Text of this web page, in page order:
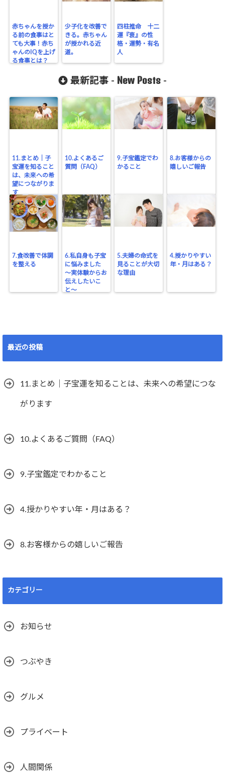
赤ちゃんを授か
る前の食事はと
ても大事！赤ち
ゃんのIQを上げ
る食事とは？
少子化を改善で
きる。赤ちゃん
が授かれる近
道。
四柱推命 十二
運『衰』の性
格・運勢・有名
人
最新記事 - New Posts -
11.まとめ｜子
宝運を知ること
は、未来への希
望につながりま
す
10.よくあるご
質問（FAQ）
9.子宝鑑定でわ
かること
8.お客様からの
嬉しいご報告
7.食改善で体調
を整える
6.私自身も子宝
に悩みました
〜実体験からお
伝えしたいこ
と〜
5.夫婦の命式を
見ることが大切
な理由
4.授かりやすい
年・月はある？
最近の投稿
11.まとめ｜子宝運を知ることは、未来への希望につな
がります
10.よくあるご質問（FAQ）
9.子宝鑑定でわかること
4.授かりやすい年・月はある？
8.お客様からの嬉しいご報告
カテゴリー
お知らせ
つぶやき
グルメ
プライベート
人間関係